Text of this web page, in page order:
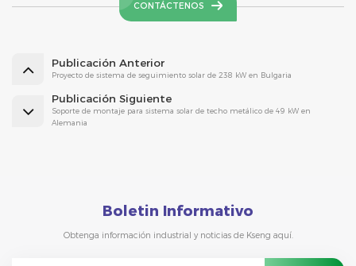
CONTÁCTENOS
Publicación Anterior
Proyecto de sistema de seguimiento solar de 238 kW en Bulgaria
Publicación Siguiente
Soporte de montaje para sistema solar de techo metálico de 49 kW en
Alemania
Boletin Informativo
Obtenga información industrial y noticias de Kseng aquí.